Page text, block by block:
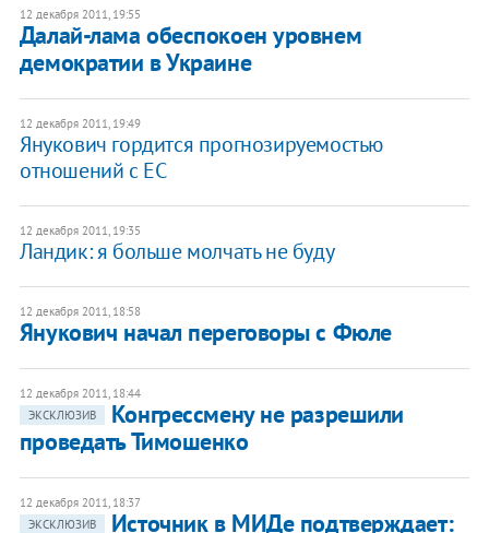
12 декабря 2011, 19:55
​Далай-лама обеспокоен уровнем
демократии в Украине
12 декабря 2011, 19:49
Янукович гордится прогнозируемостью
отношений с ЕС
12 декабря 2011, 19:35
Ландик: я больше молчать не буду
12 декабря 2011, 18:58
Янукович начал переговоры с Фюле
12 декабря 2011, 18:44
ЭКСКЛЮЗИВ
Конгрессмену не разрешили
проведать Тимошенко
12 декабря 2011, 18:37
ЭКСКЛЮЗИВ
Источник в МИДе подтверждает: